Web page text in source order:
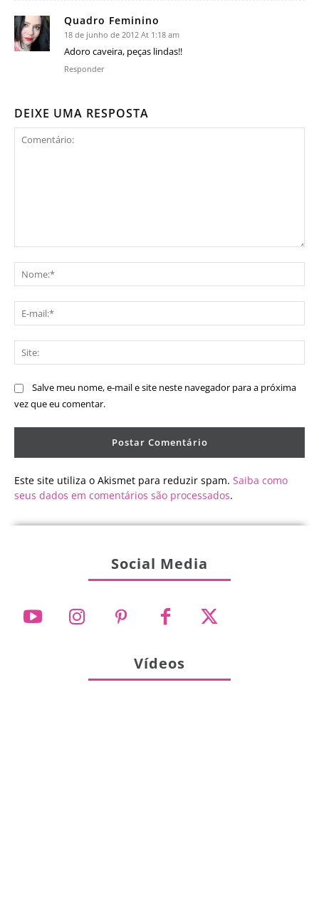
Quadro Feminino
18 de junho de 2012 At 1:18 am
Adoro caveira, peças lindas!!
Responder
DEIXE UMA RESPOSTA
Salve meu nome, e-mail e site neste navegador para a próxima
vez que eu comentar.
Este site utiliza o Akismet para reduzir spam. Saiba como
seus dados em comentários são processados.
Social Media
Vídeos